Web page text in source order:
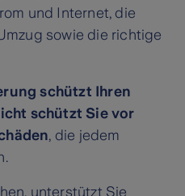
und Internet, die
sowie die richtige
schützt Ihren
schützt Sie vor
, die jedem
unterstützt Sie